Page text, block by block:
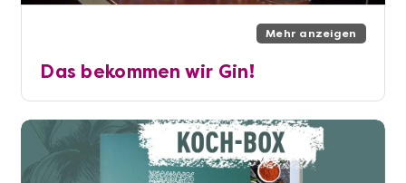
Mehr anzeigen
Das bekommen wir Gin!